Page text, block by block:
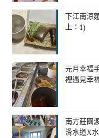
下江南涼
上：1)
元月幸福
裡遇見幸
南方莊園
滑水道X